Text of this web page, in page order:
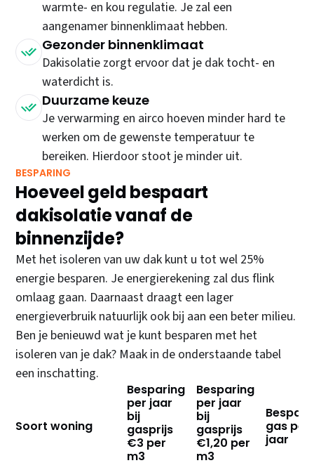
warmte- en kou regulatie. Je zal een
aangenamer binnenklimaat hebben.
Gezonder binnenklimaat
Dakisolatie zorgt ervoor dat je dak tocht- en
waterdicht is.
Duurzame keuze
Je verwarming en airco hoeven minder hard te
werken om de gewenste temperatuur te
bereiken. Hierdoor stoot je minder uit.
BESPARING
Hoeveel geld bespaart
dakisolatie vanaf de
binnenzijde?
Met het isoleren van uw dak kunt u tot wel 25%
energie besparen. Je energierekening zal dus flink
omlaag gaan. Daarnaast draagt een lager
energieverbruik natuurlijk ook bij aan een beter milieu.
Ben je benieuwd wat je kunt besparen met het
isoleren van je dak? Maak in de onderstaande tabel
een inschatting.
Soort woning
Besparing
per jaar
bij
gasprijs
€3 per
m3
Besparing
per jaar
bij
gasprijs
€1,20 per
m3
gas per
jaar